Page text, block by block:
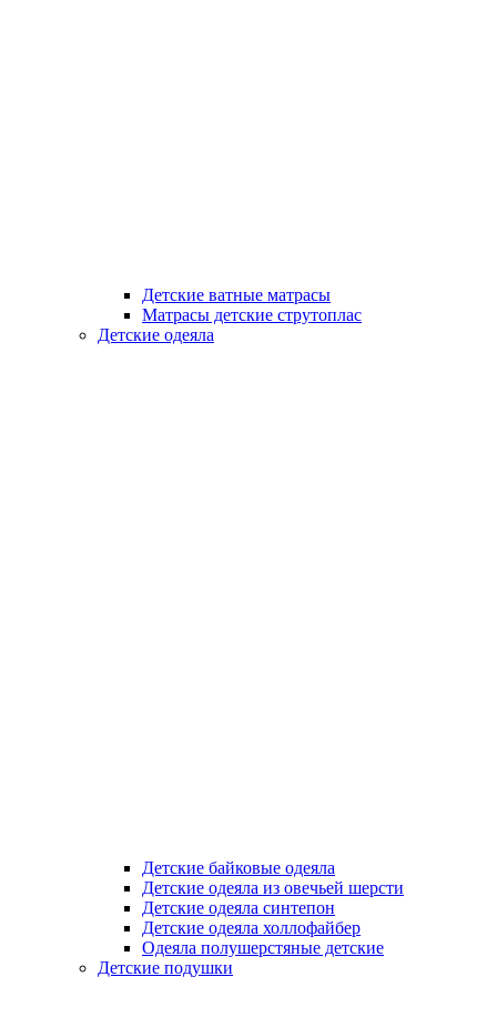
Детские ватные матрасы
Матрасы детские струтоплас
Детские одеяла
Детские байковые одеяла
Детские одеяла из овечьей шерсти
Детские одеяла синтепон
Детские одеяла холлофайбер
Одеяла полушерстяные детские
Детские подушки